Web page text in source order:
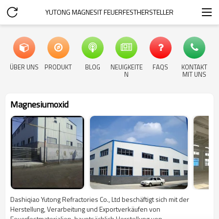
YUTONG MAGNESIT FEUERFESTHERSTELLER
ÜBER UNS PRODUKT BLOG NEUIGKEITE
N
FAQS KONTAKT
MIT UNS
Magnesiumoxid
Dashiqiao Yutong Refractories Co., Ltd beschäftigt sich mit der
Herstellung, Verarbeitung und Exportverkäufen von